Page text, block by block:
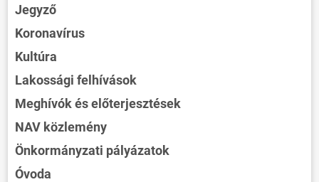
Jegyző
Koronavírus
Kultúra
Lakossági felhívások
Meghívók és előterjesztések
NAV közlemény
Önkormányzati pályázatok
Óvoda